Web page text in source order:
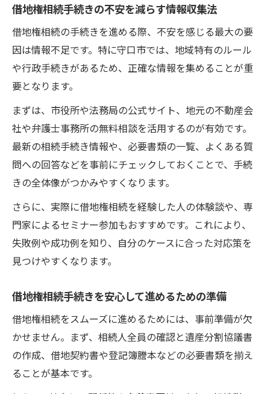
借地権相続手続きの不安を減らす情報収集法
借地権相続の手続きを進める際、不安を感じる最大の要
因は情報不足です。特に守口市では、地域特有のルール
や行政手続きがあるため、正確な情報を集めることが重
要となります。
まずは、市役所や法務局の公式サイト、地元の不動産会
社や弁護士事務所の無料相談を活用するのが有効です。
最新の相続手続き情報や、必要書類の一覧、よくある質
問への回答などを事前にチェックしておくことで、手続
きの全体像がつかみやすくなります。
さらに、実際に借地権相続を経験した人の体験談や、専
門家によるセミナー参加もおすすめです。これにより、
失敗例や成功例を知り、自分のケースに合った対応策を
見つけやすくなります。
借地権相続手続きを安心して進めるための準備
借地権相続をスムーズに進めるためには、事前準備が欠
かせません。まず、相続人全員の確認と遺産分割協議書
の作成、借地契約書や登記簿謄本などの必要書類を揃え
ることが基本です。